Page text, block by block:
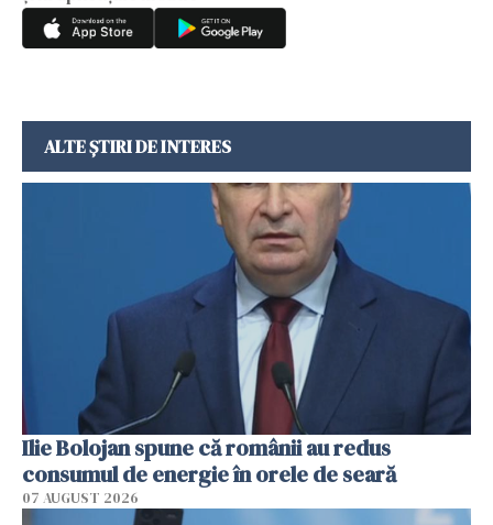
ALTE ȘTIRI DE INTERES
Ilie Bolojan spune că românii au redus
consumul de energie în orele de seară
07 AUGUST 2026